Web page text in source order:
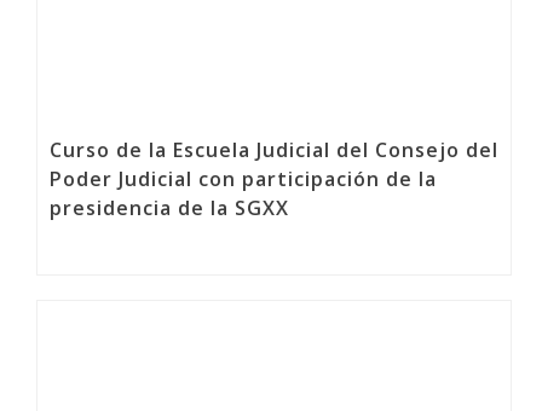
Curso de la Escuela Judicial del Consejo del
Poder Judicial con participación de la
presidencia de la SGXX